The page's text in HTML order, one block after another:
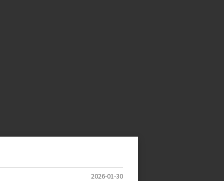
2026-01-30